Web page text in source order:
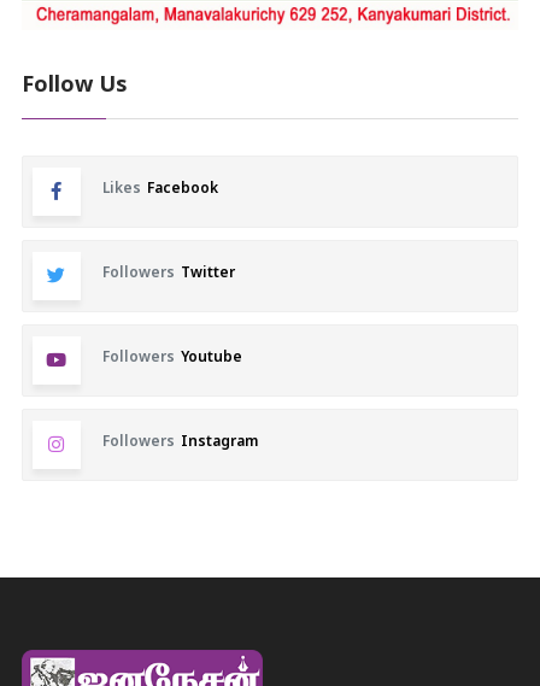
Follow Us
Likes Facebook
Followers Twitter
Followers Youtube
Followers Instagram